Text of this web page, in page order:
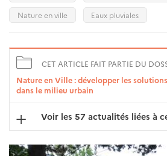
Nature en ville
Eaux pluviales
CET ARTICLE FAIT PARTIE DU
Nature en Ville : développer les
dans le milieu urbain
Voir les 57 actualités liées à